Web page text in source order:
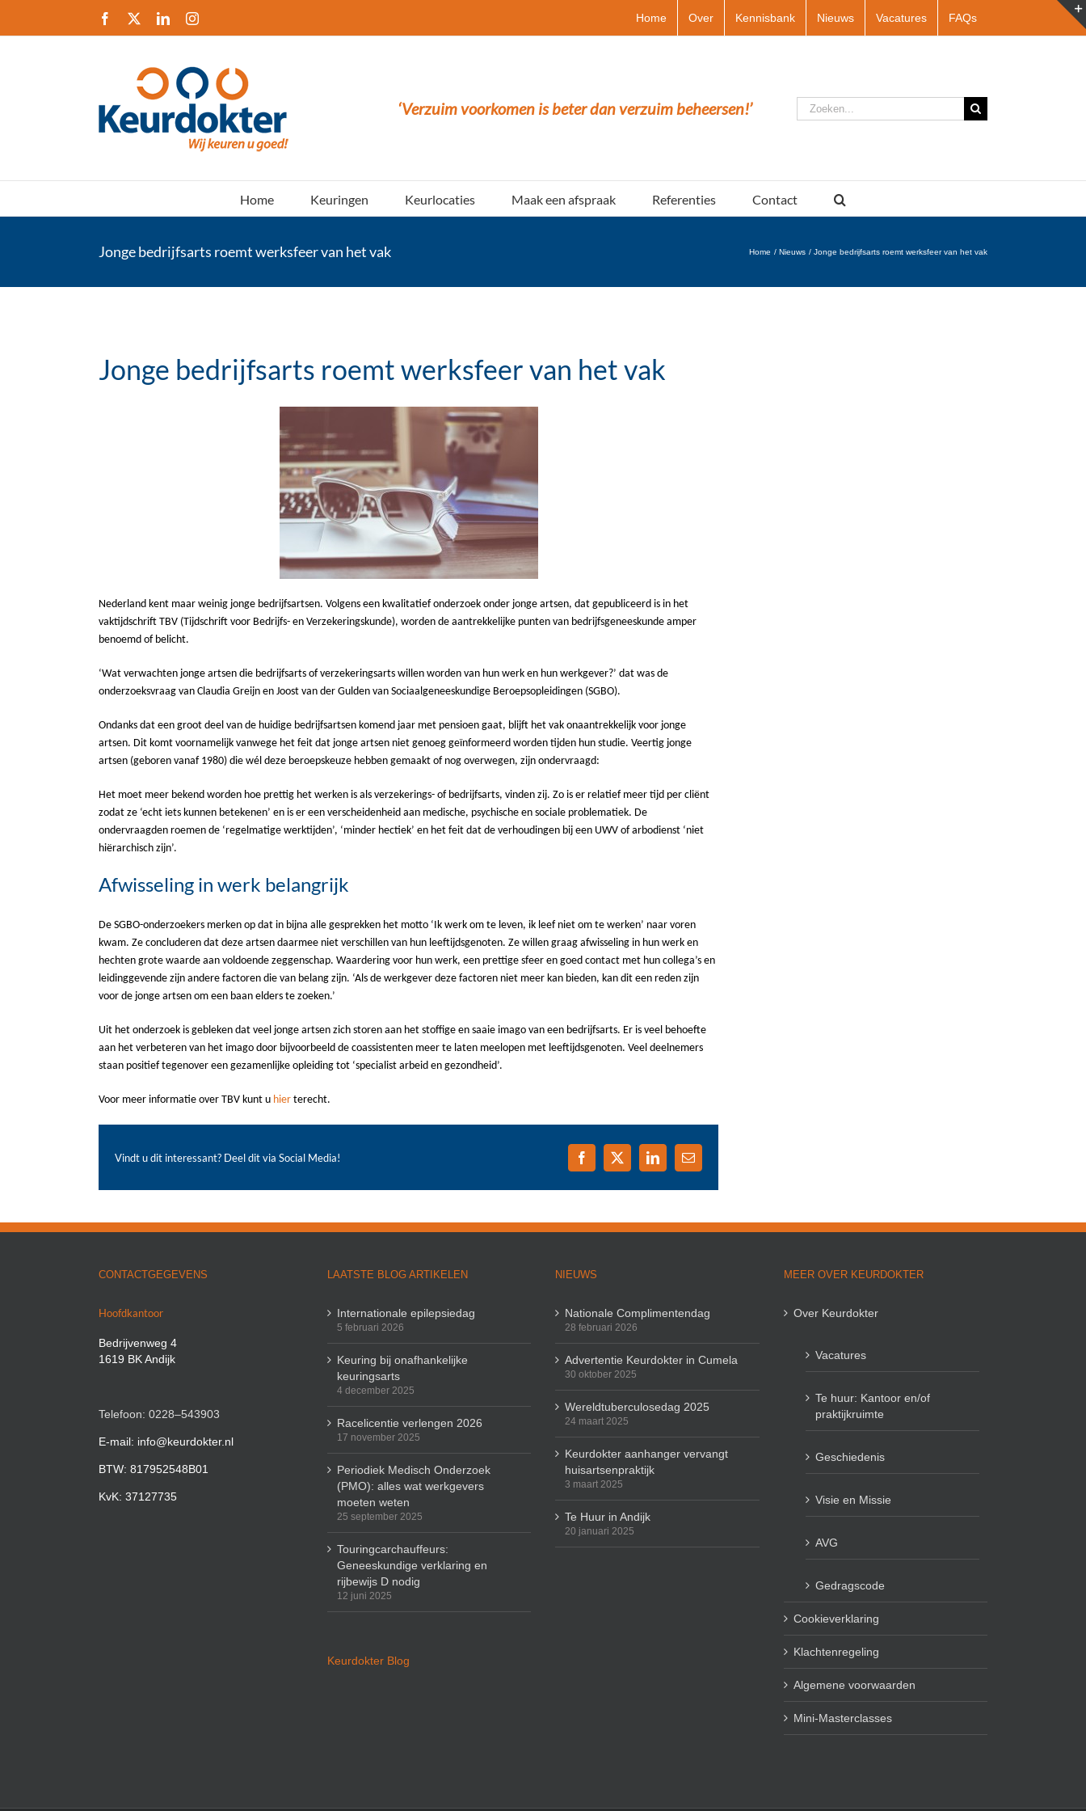
inhoud
Facebook LinkedInInstagram Home Over Kennisbank Nieuws Vacatures FAQs
‘Verzuim voorkomen is beter dan verzuim beheersen!’
Zoeken
naar:
Home Keuringen Keurlocaties Maak een afspraak Referenties Contact
Jonge bedrijfsarts roemt werksfeer van het vak Home Nieuws Jonge bedrijfsarts roemt werksfeer van het vak
Jonge bedrijfsarts roemt werksfeer van het vak
Nederland kent maar weinig jonge bedrijfsartsen. Volgens een kwalitatief onderzoek onder jonge artsen, dat gepubliceerd is in het
vaktijdschrift TBV (Tijdschrift voor Bedrijfs- en Verzekeringskunde), worden de aantrekkelijke punten van bedrijfsgeneeskunde amper
benoemd of belicht.
‘Wat verwachten jonge artsen die bedrijfsarts of verzekeringsarts willen worden van hun werk en hun werkgever?’ dat was de
onderzoeksvraag van Claudia Greijn en Joost van der Gulden van Sociaalgeneeskundige Beroepsopleidingen (SGBO).
Ondanks dat een groot deel van de huidige bedrijfsartsen komend jaar met pensioen gaat, blijft het vak onaantrekkelijk voor jonge
artsen. Dit komt voornamelijk vanwege het feit dat jonge artsen niet genoeg geïnformeerd worden tijden hun studie. Veertig jonge
artsen (geboren vanaf 1980) die wél deze beroepskeuze hebben gemaakt of nog overwegen, zijn ondervraagd:
Het moet meer bekend worden hoe prettig het werken is als verzekerings- of bedrijfsarts, vinden zij. Zo is er relatief meer tijd per cliënt
zodat ze ‘echt iets kunnen betekenen’ en is er een verscheidenheid aan medische, psychische en sociale problematiek. De
ondervraagden roemen de ‘regelmatige werktijden’, ‘minder hectiek’ en het feit dat de verhoudingen bij een UWV of arbodienst ‘niet
hiërarchisch zijn’.
Afwisseling in werk belangrijk
De SGBO-onderzoekers merken op dat in bijna alle gesprekken het motto ‘Ik werk om te leven, ik leef niet om te werken’ naar voren
kwam. Ze concluderen dat deze artsen daarmee niet verschillen van hun leeftijdsgenoten. Ze willen graag afwisseling in hun werk en
hechten grote waarde aan voldoende zeggenschap. Waardering voor hun werk, een prettige sfeer en goed contact met hun collega’s en
leidinggevende zijn andere factoren die van belang zijn. ‘Als de werkgever deze factoren niet meer kan bieden, kan dit een reden zijn
voor de jonge artsen om een baan elders te zoeken.’
Uit het onderzoek is gebleken dat veel jonge artsen zich storen aan het stoffige en saaie imago van een bedrijfsarts. Er is veel behoefte
aan het verbeteren van het imago door bijvoorbeeld de coassistenten meer te laten meelopen met leeftijdsgenoten. Veel deelnemers
staan positief tegenover een gezamenlijke opleiding tot ‘specialist arbeid en gezondheid’.
Voor meer informatie over TBV kunt u hier terecht.
Vindt u dit interessant? Deel dit via Social Media! Facebook
X LinkedIn
E-
mail
CONTACTGEGEVENS
Hoofdkantoor
Bedrijvenweg 4
1619 BK Andijk
Telefoon: 0228–543903
E-mail: info@keurdokter.nl
BTW: 817952548B01
KvK: 37127735
LAATSTE BLOG ARTIKELEN
Internationale epilepsiedag
5 februari 2026
Keuring bij onafhankelijke
keuringsarts
4 december 2025
Racelicentie verlengen 2026
17 november 2025
Periodiek Medisch Onderzoek
(PMO): alles wat werkgevers
moeten weten
25 september 2025
Touringcarchauffeurs:
Geneeskundige verklaring en
rijbewijs D nodig
12 juni 2025
Keurdokter Blog
NIEUWS
Nationale Complimentendag
28 februari 2026
Advertentie Keurdokter in Cumela
30 oktober 2025
Wereldtuberculosedag 2025
24 maart 2025
Keurdokter aanhanger vervangt
huisartsenpraktijk
3 maart 2025
Te Huur in Andijk
20 januari 2025
MEER OVER KEURDOKTER
Over Keurdokter
Vacatures
Te huur: Kantoor en/of
praktijkruimte
Geschiedenis
Visie en Missie
AVG
Gedragscode
Cookieverklaring
Klachtenregeling
Algemene voorwaarden
Mini-Masterclasses